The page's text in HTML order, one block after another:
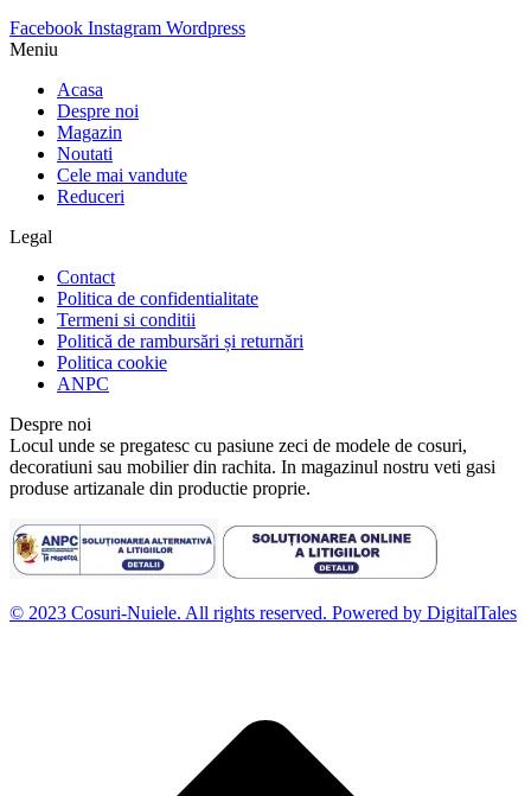
Facebook Instagram Wordpress
Meniu
Acasa
Despre noi
Magazin
Noutati
Cele mai vandute
Reduceri
Legal
Contact
Politica de confidentialitate
Termeni si conditii
Politică de rambursări și returnări
Politica cookie
ANPC
Despre noi
Locul unde se pregatesc cu pasiune zeci de modele de cosuri,
decoratiuni sau mobilier din rachita. In magazinul nostru veti gasi
produse artizanale din productie proprie.
© 2023 Cosuri-Nuiele. All rights reserved. Powered by DigitalTales